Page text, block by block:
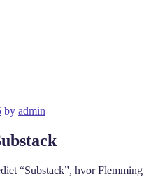
by admin
“Substack”, hvor Flemming